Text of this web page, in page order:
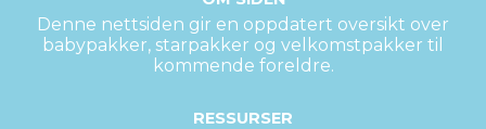
Denne nettsiden gir en oppdatert oversikt over
babypakker, starpakker og velkomstpakker til
kommende foreldre.
RESSURSER